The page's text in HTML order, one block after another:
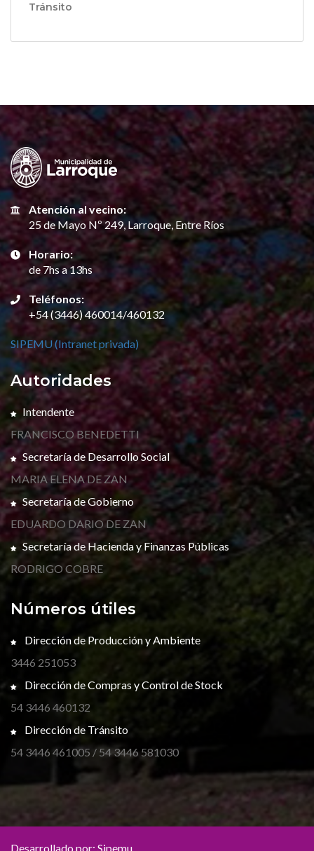
Tránsito
Atención al vecino:
25 de Mayo Nº 249, Larroque, Entre Ríos
Horario:
de 7hs a 13hs
Teléfonos:
+54 (3446) 460014/460132
SIPEMU (Intranet privada)
Autoridades
Intendente
FRANCISCO BENEDETTI
Secretaría de Desarrollo Social
MARIA ELENA DE ZAN
Secretaría de Gobierno
EDUARDO DARIO DE ZAN
Secretaría de Hacienda y Finanzas Públicas
RODRIGO COBRE
Números útiles
Dirección de Producción y Ambiente
3446 251053
Dirección de Compras y Control de Stock
54 3446 460132
Dirección de Tránsito
54 3446 461005 / 54 3446 581030
Desarrollado por: Sipemu